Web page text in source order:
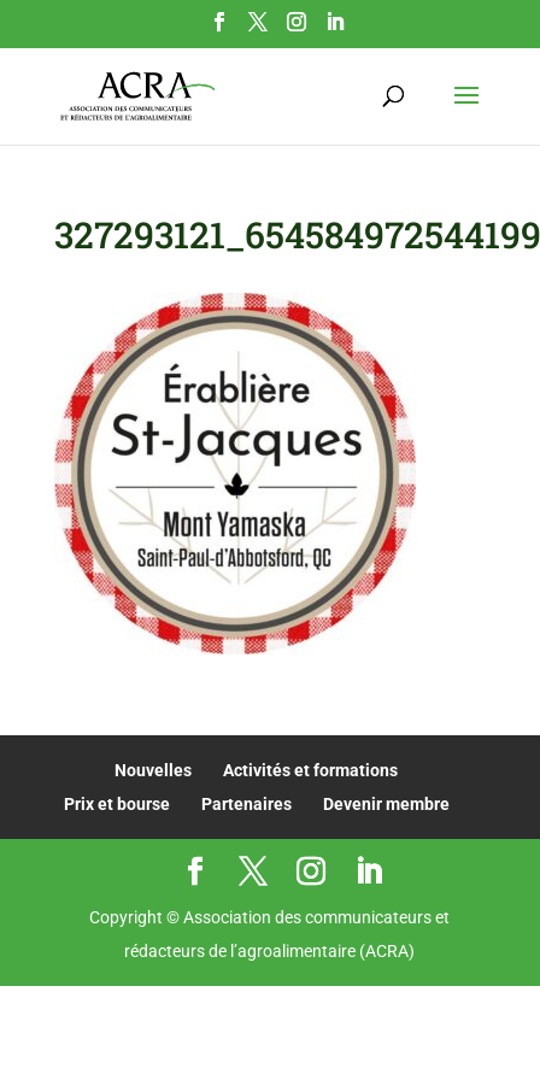
Nouvelles
Activités et formations
Prix et bourse
Partenaires Devenir membre
Copyright © Association des communicateurs et
rédacteurs de l’agroalimentaire (ACRA)